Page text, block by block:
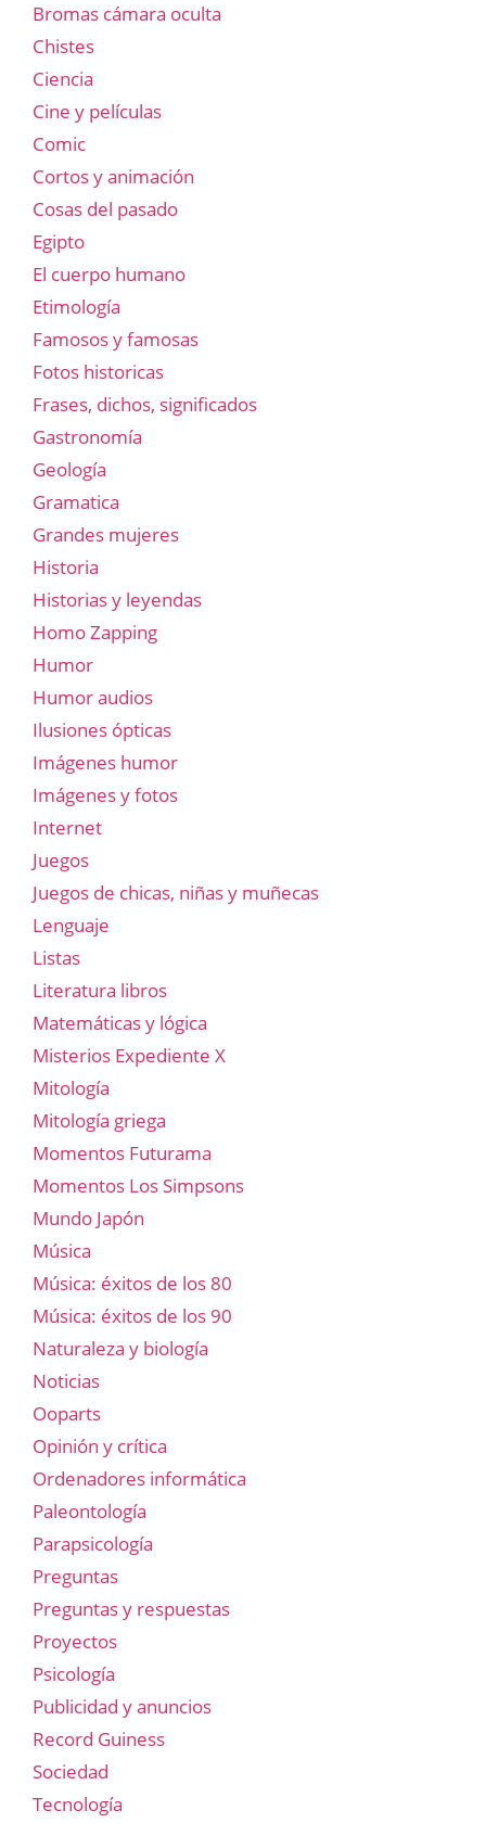
Bromas cámara oculta
Chistes
Ciencia
Cine y películas
Comic
Cortos y animación
Cosas del pasado
Egipto
El cuerpo humano
Etimología
Famosos y famosas
Fotos historicas
Frases, dichos, significados
Gastronomía
Geología
Gramatica
Grandes mujeres
Historia
Historias y leyendas
Homo Zapping
Humor
Humor audios
Ilusiones ópticas
Imágenes humor
Imágenes y fotos
Internet
Juegos
Juegos de chicas, niñas y muñecas
Lenguaje
Listas
Literatura libros
Matemáticas y lógica
Misterios Expediente X
Mitología
Mitología griega
Momentos Futurama
Momentos Los Simpsons
Mundo Japón
Música
Música: éxitos de los 80
Música: éxitos de los 90
Naturaleza y biología
Noticias
Ooparts
Opinión y crítica
Ordenadores informática
Paleontología
Parapsicología
Preguntas
Preguntas y respuestas
Proyectos
Psicología
Publicidad y anuncios
Record Guiness
Sociedad
Tecnología